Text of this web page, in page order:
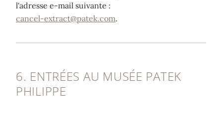
l'adresse e-mail suivante :
cancel-extract@patek.com.
6. ENTRÉES AU MUSÉE PATEK
PHILIPPE